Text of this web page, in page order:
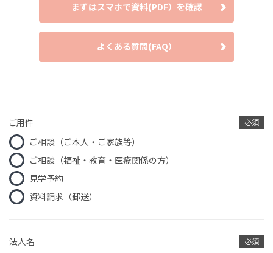
まずはスマホで資料(PDF）を確認
よくある質問(FAQ）
ご用件 必須
ご相談（ご本人・ご家族等）
ご相談（福祉・教育・医療関係の方）
見学予約
資料請求（郵送）
法人名 必須